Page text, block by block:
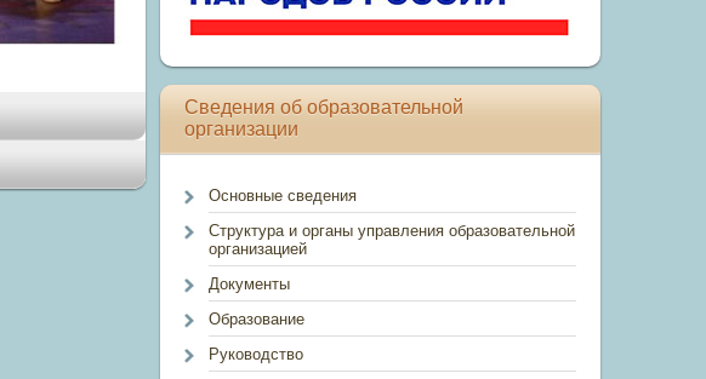
Сведения об образовательной
организации
Основные сведения
Структура и органы управления образовательной
организацией
Документы
Образование
Руководство